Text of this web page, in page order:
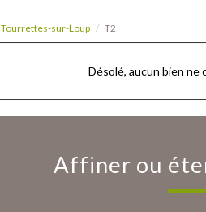
sur-Loup T2
Désolé, aucun bien ne
Affiner ou